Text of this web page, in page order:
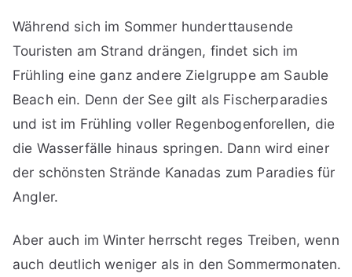
Während sich im Sommer hunderttausende
Touristen am Strand drängen, findet sich im
Frühling eine ganz andere Zielgruppe am Sauble
Beach ein. Denn der See gilt als Fischerparadies
und ist im Frühling voller Regenbogenforellen, die
die Wasserfälle hinaus springen. Dann wird einer
der schönsten Strände Kanadas zum Paradies für
Angler.
Aber auch im Winter herrscht reges Treiben, wenn
auch deutlich weniger als in den Sommermonaten.